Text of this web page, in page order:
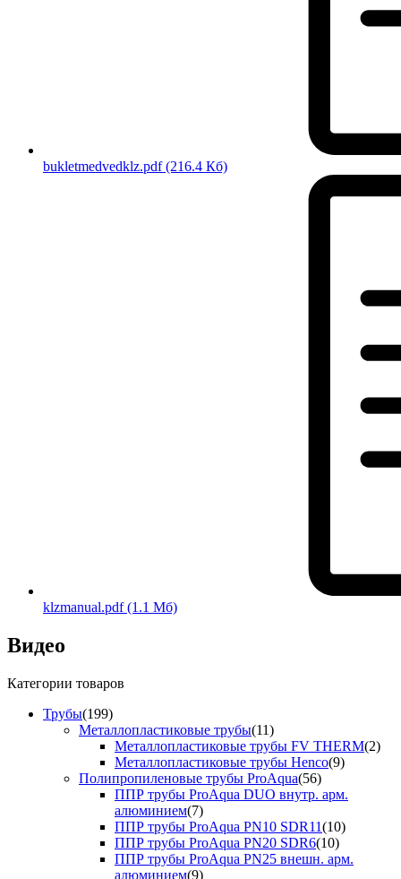
bukletmedvedklz.pdf(216.4 Кб)
klzmanual.pdf(1.1 Мб)
Видео
Категории товаров
Трубы(199)
Металлопластиковые трубы(11)
Металлопластиковые трубы FV THERM(2)
Металлопластиковые трубы Henco(9)
Полипропиленовые трубы ProAqua(56)
ППР трубы ProAqua DUO внутр. арм.
алюминием(7)
ППР трубы ProAqua PN10 SDR11(10)
ППР трубы ProAqua PN20 SDR6(10)
ППР трубы ProAqua PN25 внешн. арм.
алюминием(9)